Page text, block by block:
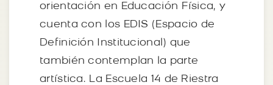
orientación en Educación Física, y
cuenta con los EDIS (Espacio de
Definición Institucional) que
también contemplan la parte
artística. La Escuela 14 de Riestra